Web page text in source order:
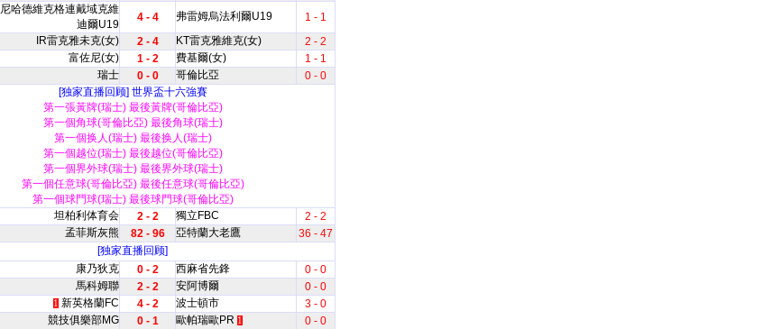
尼哈德維克格連戴域克維
迪爾U19
4 - 4 弗雷姆烏法利爾U19
1 - 1
IR雷克雅未克(女) 2 - 4 KT雷克雅維克(女)
2 - 2
富佐尼(女) 1 - 2 費基爾(女)
1 - 1
瑞士 0 - 0 哥倫比亞
0 - 0
[独家直播回顾] 世界盃十六強賽
第一張黃牌(瑞士) 最後黃牌(哥倫比亞)
第一個角球(哥倫比亞) 最後角球(瑞士)
第一個换人(瑞士) 最後换人(瑞士)
第一個越位(瑞士) 最後越位(哥倫比亞)
第一個界外球(瑞士) 最後界外球(瑞士)
第一個任意球(哥倫比亞) 最後任意球(哥倫比亞)
第一個球門球(瑞士) 最後球門球(哥倫比亞)
坦柏利体育会 2 - 2 獨立FBC
2 - 2
孟菲斯灰熊 82 - 96 亞特蘭大老鷹
36 - 47
[独家直播回顾]
康乃狄克 0 - 2 西麻省先鋒
0 - 0
馬科姆聯 2 - 2 安阿博爾
0 - 0
1 新英格蘭FC 4 - 2 波士頓市
3 - 0
競技俱樂部MG 0 - 1 歐帕瑞歐PR 1
0 - 0